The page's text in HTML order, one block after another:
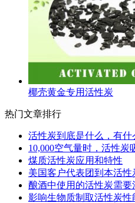
椰壳黄金专用活性炭
热门文章排行
活性炭到底是什么，有什
10,000空气量时，活性
煤质活性炭应用和特性
美国客户代表团到本活性
酿酒中使用的活性炭需
影响生物质制取活性炭性